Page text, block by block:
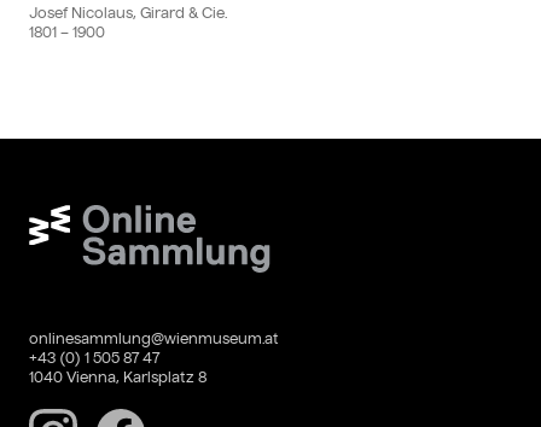
Josef Nicolaus, Girard & Cie.
1801 – 1900
Wien Museum Online Sammlung
onlinesammlung@wienmuseum.at
+43 (0) 1 505 87 47
1040 Vienna, Karlsplatz 8
InstagramFacebook